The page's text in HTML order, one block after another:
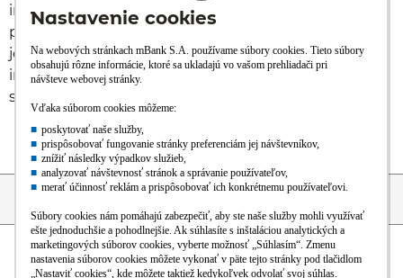
informáciami o investičných produktoch, s
prospektami a štatútmi podielových fondov v sídle
jednotlivých správcovských spoločnosti, na ich
internetových stránkach ako aj na internetovej
stránke mBank.
Prejsť na začiatok stránky
Preskočiť na začiatok obsahu
sieť lístok fondov
O banke
Naša ponuka